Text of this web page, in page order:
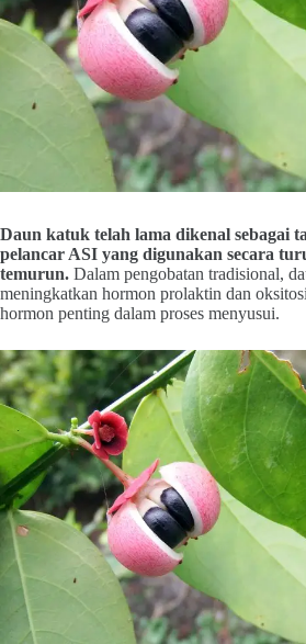
Daun katuk telah lama dikenal sebagai
pelancar ASI yang digunakan secara
temurun. Dalam pengobatan tradisional,
meningkatkan hormon prolaktin dan
hormon penting dalam proses menyusui.